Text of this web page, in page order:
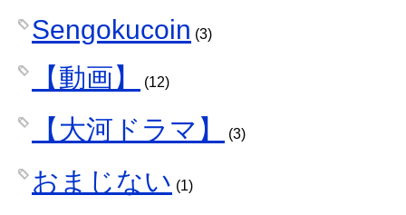
Sengokucoin (3)
【動画】 (12)
【大河ドラマ】 (3)
おまじない (1)